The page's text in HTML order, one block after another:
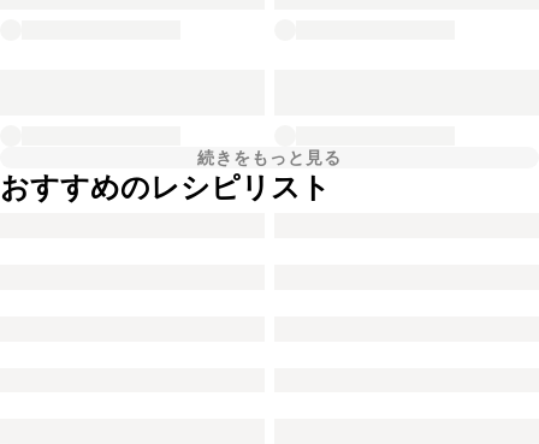
続きをもっと見る
おすすめのレシピリスト